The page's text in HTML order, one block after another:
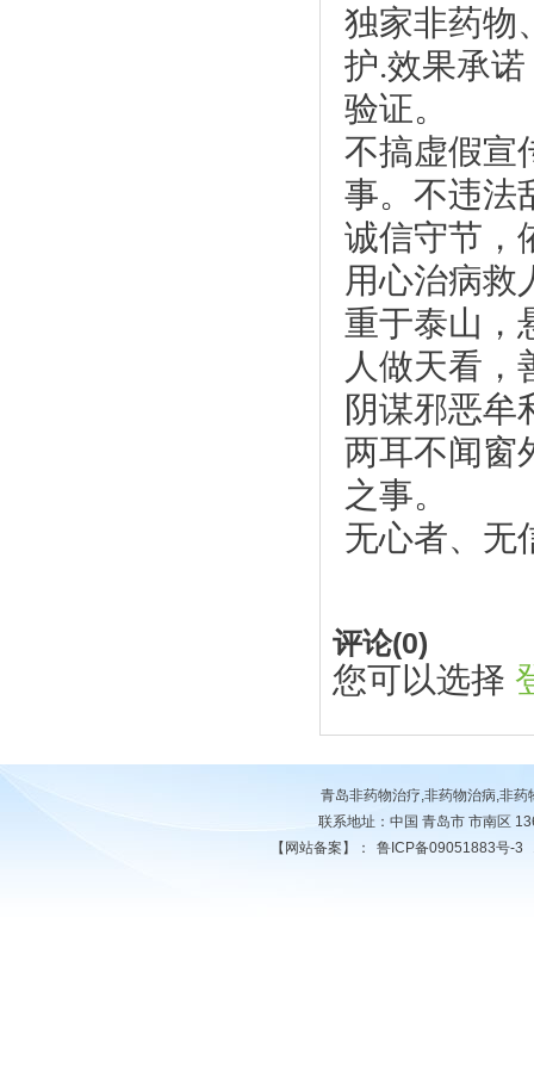
独家非药物
护.效果承
验证。
不搞虚假宣
事。不违法
诚信守节，
用心治病救
重于泰山，
人做天看，
阴谋邪恶牟
两耳不闻窗
之事。
无心者、无
评论(0)
您可以选择
青岛非药物治疗,非药物治病,非
联系地址：中国 青岛市 市南区
【网站备案】：
鲁ICP备09051883号-3